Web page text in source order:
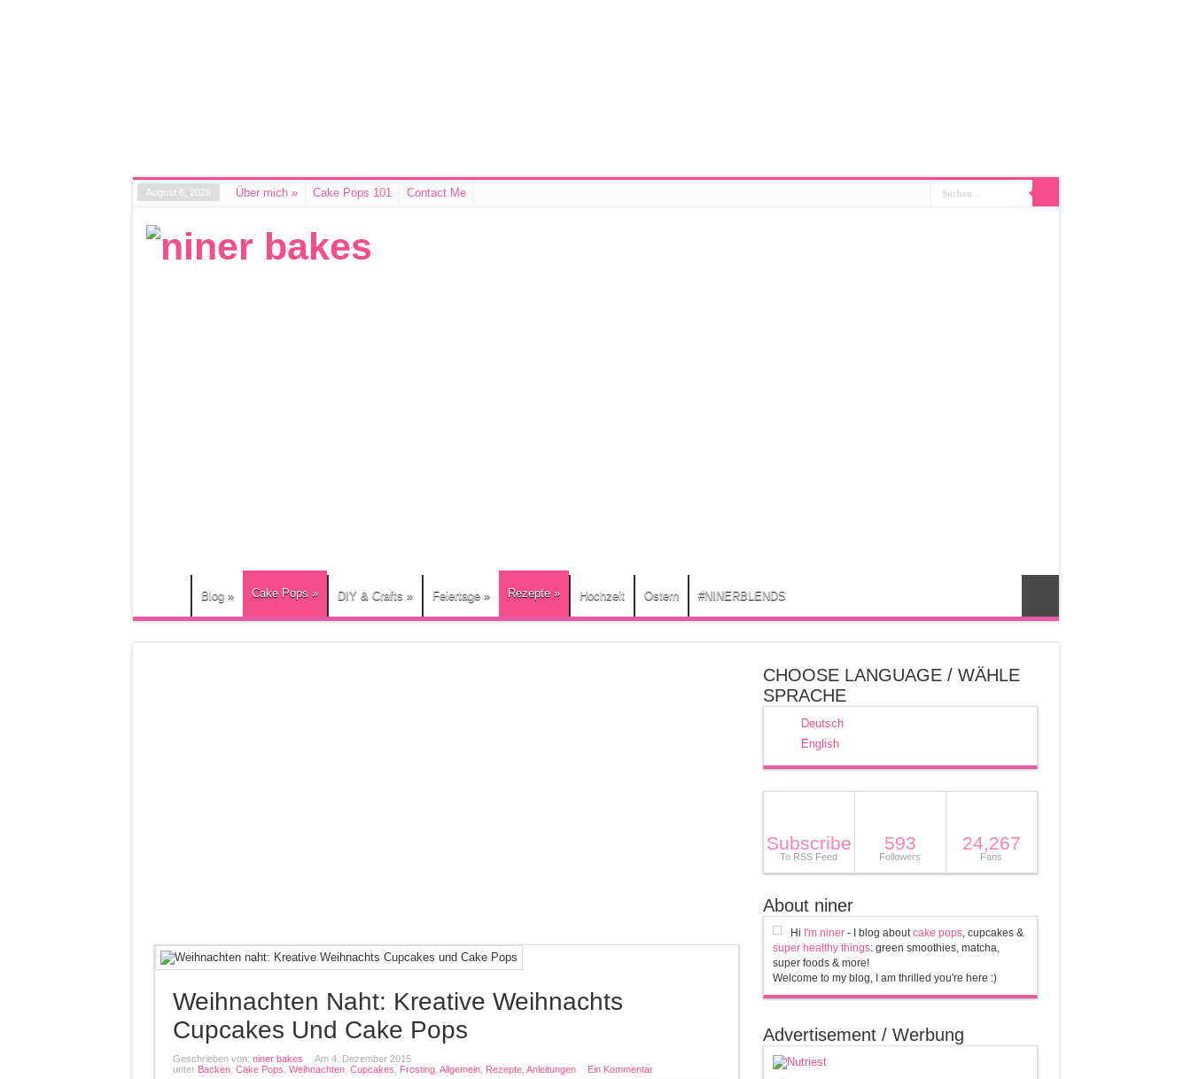
August 6, 2026 Über mich » Cake Pops 101 Contact Me
Blog » Cake Pops » DIY & Crafts » Feiertage » Rezepte » Hochzeit Ostern #NINERBLENDS
Weihnachten Naht: Kreative Weihnachts
Cupcakes Und Cake Pops
Geschrieben von: niner bakes
Am 4. Dezember 2015
unter Backen, Cake Pops Weihnachten, Cupcakes Frosting, Allgemein, Rezepte, Anleitungen Ein Kommentar
CHOOSE LANGUAGE / WÄHLE
SPRACHE
Deutsch
English
Subscribe
To RSS Feed
593
Followers
24,267
Fans
About niner
Hi I'm niner- I blog aboutcake pops, cupcakes &
super healthy things: green smoothies, matcha,
super foods & more!
Welcome to my blog, I am thrilled you're here :)
Advertisement / Werbung